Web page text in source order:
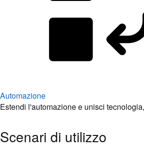
Automazione
Estendi l'automazione e unisci
Scenari di utilizzo